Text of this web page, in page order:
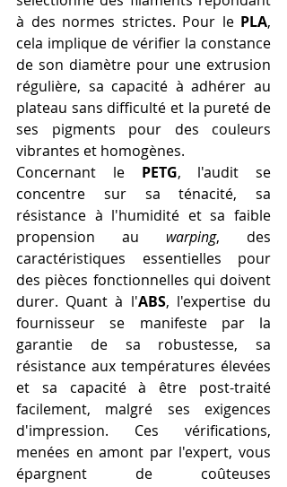
à des normes strictes. Pour le PLA,
cela implique de vérifier la constance
de son diamètre pour une extrusion
régulière, sa capacité à adhérer au
plateau sans difficulté et la pureté de
ses pigments pour des couleurs
vibrantes et homogènes.
Concernant le PETG, l'audit se
concentre sur sa ténacité, sa
résistance à l'humidité et sa faible
propension au warping, des
caractéristiques essentielles pour
des pièces fonctionnelles qui doivent
durer. Quant à l'ABS, l'expertise du
fournisseur se manifeste par la
garantie de sa robustesse, sa
résistance aux températures élevées
et sa capacité à être post-traité
facilement, malgré ses exigences
d'impression. Ces vérifications,
menées en amont par l'expert, vous
épargnent de coûteuses